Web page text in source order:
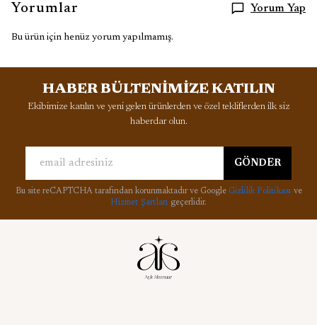
Yorumlar Yorum Yap
Bu ürün için henüz yorum yapılmamış.
HABER BÜLTENİMİZE KATILIN
Ekibimize katılın ve yeni gelen ürünlerden ve özel tekliflerden ilk siz
haberdar olun.
GÖNDER
Bu site reCAPTCHA tarafından korunmaktadır ve Google Gizlilik Politikası ve
Hizmet Şartları geçerlidir.